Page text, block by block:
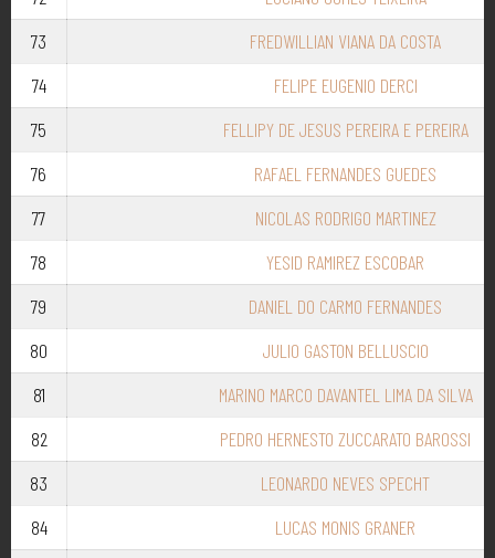
73
FREDWILLIAN VIANA DA COSTA
74
FELIPE EUGENIO DERCI
75
FELLIPY DE JESUS PEREIRA E PEREIRA
76
RAFAEL FERNANDES GUEDES
77
NICOLAS RODRIGO MARTINEZ
78
YESID RAMIREZ ESCOBAR
79
DANIEL DO CARMO FERNANDES
80
JULIO GASTON BELLUSCIO
81
MARINO MARCO DAVANTEL LIMA DA SILVA
82
PEDRO HERNESTO ZUCCARATO BAROSSI
83
LEONARDO NEVES SPECHT
84
LUCAS MONIS GRANER